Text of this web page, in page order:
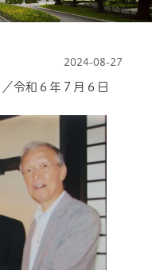
2024-08-27
令和６年７月６日